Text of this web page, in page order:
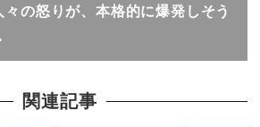
々の怒りが、本格的に爆発しそう
関連記事